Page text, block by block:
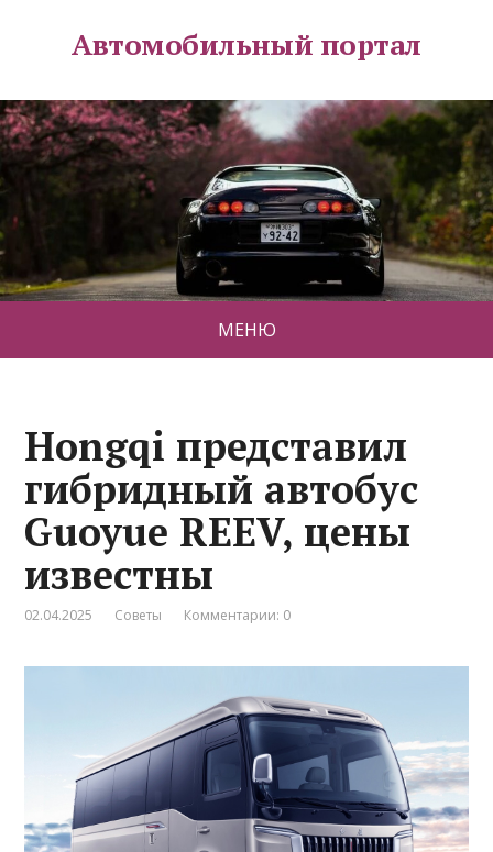
Автомобильный портал
МЕНЮ
Hongqi представил
гибридный автобус
Guoyue REEV, цены
известны
02.04.2025 Советы Комментарии: 0